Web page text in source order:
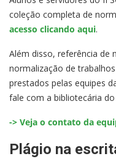
coleção completa de
acesso clicando aqui.
Além disso, referência de
normalização de
prestados pelas equipes
fale com a bibliotecária
-> Veja o contato da
Plágio na